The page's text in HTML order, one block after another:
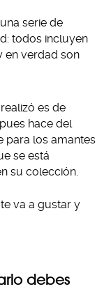
serie de
todos incluyen
en verdad son
es de
hace del
para los amantes
se está
su colección.
va a gustar y
debes